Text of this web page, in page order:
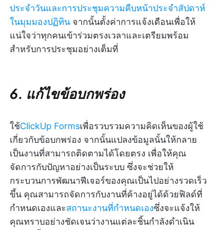
ประจำวันและการประชุมความคืบหน้าประจำสัปดาห์
ในมุมมองปฏิทิน จากนั้นตั้งค่าการแจ้งเตือนเพื่อให้
แน่ใจว่าทุกคนเข้าร่วมตรงเวลาและเตรียมพร้อม
สำหรับการประชุมอย่างเต็มที่
6. แก้ไขข้อบกพร่อง
ใช้ClickUp Formsเพื่อรวบรวมความคิดเห็นของผู้ใช้
เกี่ยวกับข้อบกพร่อง จากนั้นแปลงข้อมูลนั้นให้กลาย
เป็นงานที่สามารถติดตามได้โดยตรง เพื่อให้คุณ
จัดการกับปัญหาอย่างเป็นระบบ ซึ่งจะช่วยให้
กระบวนการพัฒนาฟีเจอร์ของคุณเป็นไปอย่างรวดเร็ว
ขึ้น คุณสามารถจัดการกับงานที่ค้างอยู่ได้ด้วยฟิลด์ที่
กำหนดเองและสถานะงานที่กำหนดเองซึ่งจะแจ้งให้
คุณทราบอย่างชัดเจนว่างานแต่ละชิ้นกำลังดำเนิน